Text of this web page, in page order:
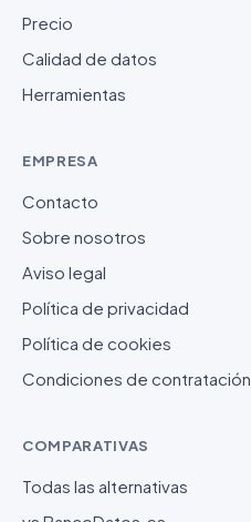
Precio
Calidad de datos
Herramientas
EMPRESA
Contacto
Sobre nosotros
Aviso legal
Política de privacidad
Política de cookies
Condiciones de contratación
COMPARATIVAS
Todas las alternativas